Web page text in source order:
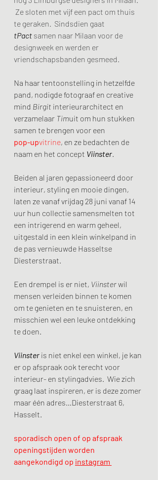
Ze sloten met vijf een pact om thuis
te geraken.  Sindsdien gaat
tPact samen naar Milaan voor de
designweek en werden er
vriendschapsbanden gesmeed.
Na haar tentoonstelling in hetzelfde
pand, nodigde fotograaf en creative
mind Birgit interieurarchitect en
verzamelaar Timuit om hun stukken
samen te brengen voor een
pop-upvitrine, en ze bedachten de
naam en het concept Viinster.
Beiden al jaren gepassioneerd door
interieur, styling en mooie dingen,
laten ze vanaf vrijdag 28 juni vanaf 14
uur hun collectie samensmelten tot
een intrigerend en warm geheel,
uitgestald in een klein winkelpand in
de pas vernieuwde Hasseltse
Diesterstraat.
Een drempel is er niet, Viinster wil
mensen verleiden binnen te komen
om te genieten en te snuisteren, en
misschien wel een leuke ontdekking
te doen.
Viinster is niet enkel een winkel, je kan
er op afspraak ook terecht voor
interieur- en stylingadvies.  Wie zich
graag laat inspireren, er is deze zomer
maar één adres…Diesterstraat 6,
Hasselt.
sporadisch open of op afspraak
openingstijden worden
aangekondigd op instagram